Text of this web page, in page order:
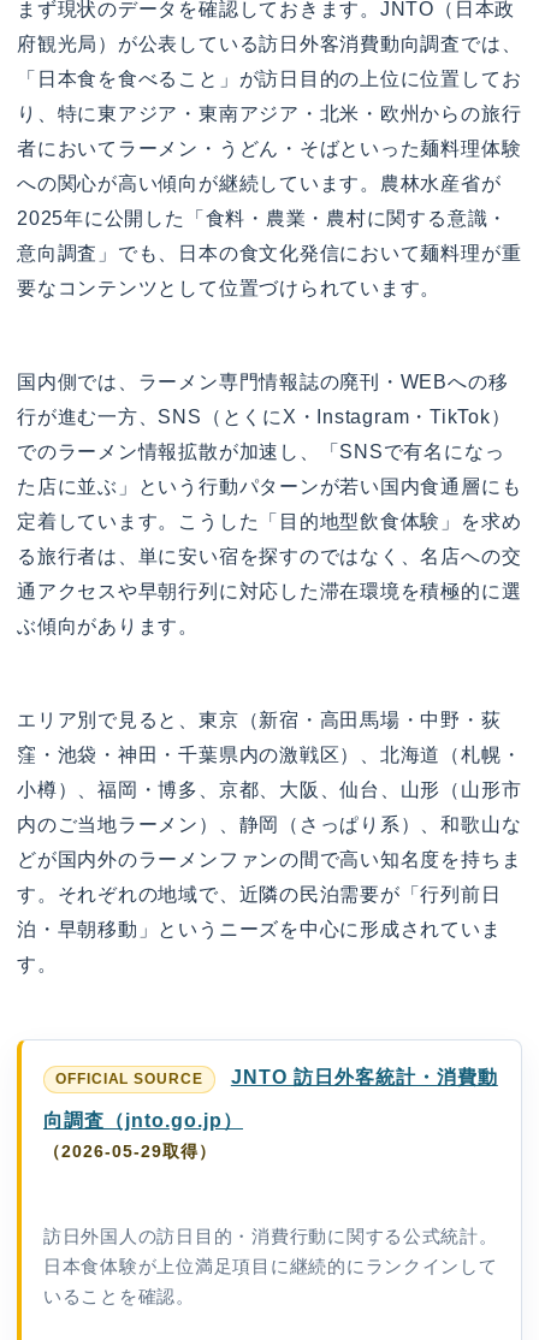
まず現状のデータを確認しておきます。JNTO（日本政
府観光局）が公表している訪日外客消費動向調査では、
「日本食を食べること」が訪日目的の上位に位置してお
り、特に東アジア・東南アジア・北米・欧州からの旅行
者においてラーメン・うどん・そばといった麺料理体験
への関心が高い傾向が継続しています。農林水産省が
2025年に公開した「食料・農業・農村に関する意識・
意向調査」でも、日本の食文化発信において麺料理が重
要なコンテンツとして位置づけられています。
国内側では、ラーメン専門情報誌の廃刊・WEBへの移
行が進む一方、SNS（とくにX・Instagram・TikTok）
でのラーメン情報拡散が加速し、「SNSで有名になっ
た店に並ぶ」という行動パターンが若い国内食通層にも
定着しています。こうした「目的地型飲食体験」を求め
る旅行者は、単に安い宿を探すのではなく、名店への交
通アクセスや早朝行列に対応した滞在環境を積極的に選
ぶ傾向があります。
エリア別で見ると、東京（新宿・高田馬場・中野・荻
窪・池袋・神田・千葉県内の激戦区）、北海道（札幌・
小樽）、福岡・博多、京都、大阪、仙台、山形（山形市
内のご当地ラーメン）、静岡（さっぱり系）、和歌山な
どが国内外のラーメンファンの間で高い知名度を持ちま
す。それぞれの地域で、近隣の民泊需要が「行列前日
泊・早朝移動」というニーズを中心に形成されていま
す。
JNTO 訪日外客統計・消費動
向調査（jnto.go.jp）
（2026-05-29取得）
訪日外国人の訪日目的・消費行動に関する公式統計。
日本食体験が上位満足項目に継続的にランクインして
いることを確認。